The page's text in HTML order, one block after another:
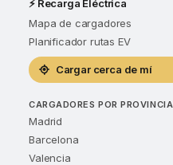
⚡ Recarga Eléctrica
Mapa de cargadores
Planificador rutas EV
Cargar cerca de mí
CARGADORES POR PROVINCIA
Madrid
Barcelona
Valencia